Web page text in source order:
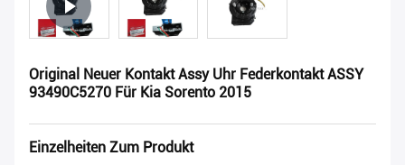
Original Neuer Kontakt Assy Uhr Federkontakt ASSY
93490C5270 Für Kia Sorento 2015
Einzelheiten Zum Produkt